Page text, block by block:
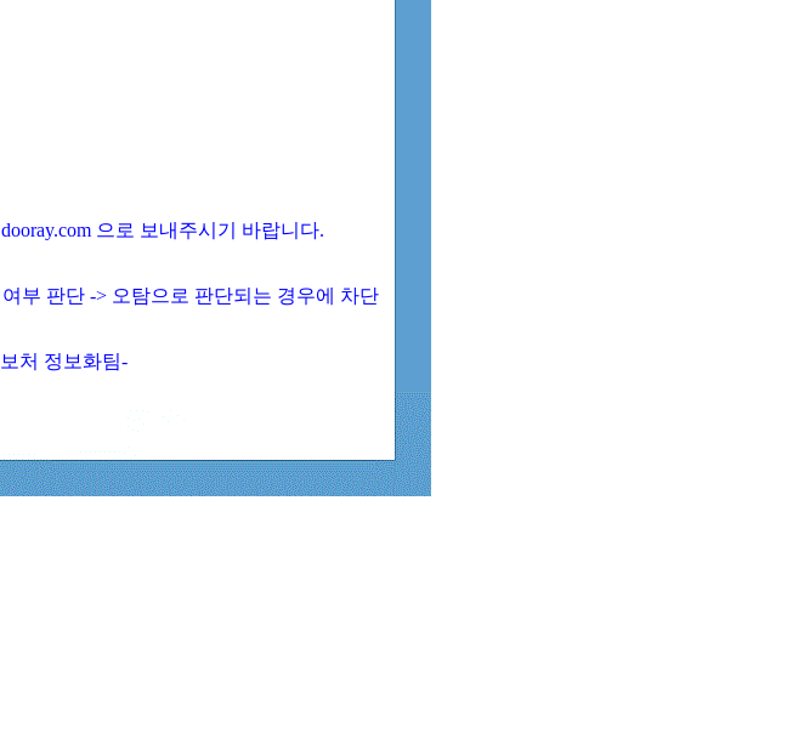
으로 보내주시기 바랍니다.
부 판단 -> 오탐으로 판단되는 경우에 차단
처 정보화팀-